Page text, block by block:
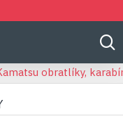
obratlíky,